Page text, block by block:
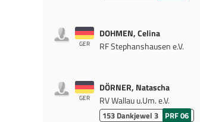
GER
DOHMEN, Celina
RF Stephanshausen e.V.
GER
DÖRNER, Natascha
RV Wallau u.Um. e.V.
153 Dankjewel 3 PRF 06